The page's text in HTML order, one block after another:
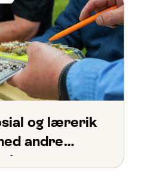
og lærerik
andre